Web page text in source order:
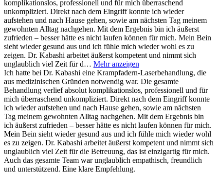
komplikationslos, professionell und für mich überraschend
unkompliziert. Direkt nach dem Eingriff konnte ich wieder
aufstehen und nach Hause gehen, sowie am nächsten Tag meinem
gewohnten Alltag nachgehen. Mit dem Ergebnis bin ich äußerst
zufrieden – besser hätte es nicht laufen können für mich. Mein Bein
sieht wieder gesund aus und ich fühle mich wieder wohl es zu
zeigen. Dr. Kabashi arbeitet äußerst kompetent und nimmt sich
unglaublich viel Zeit für d… Mehr anzeigen
Ich hatte bei Dr. Kabashi eine Krampfadern-Laserbehandlung, die
aus medizinischen Gründen notwendig war. Die gesamte
Behandlung verlief absolut komplikationslos, professionell und für
mich überraschend unkompliziert. Direkt nach dem Eingriff konnte
ich wieder aufstehen und nach Hause gehen, sowie am nächsten
Tag meinem gewohnten Alltag nachgehen. Mit dem Ergebnis bin
ich äußerst zufrieden – besser hätte es nicht laufen können für mich.
Mein Bein sieht wieder gesund aus und ich fühle mich wieder wohl
es zu zeigen. Dr. Kabashi arbeitet äußerst kompetent und nimmt sich
unglaublich viel Zeit für die Betreuung, das ist einzigartig für mich.
Auch das gesamte Team war unglaublich empathisch, freundlich
und unterstützend. Eine klare Empfehlung.